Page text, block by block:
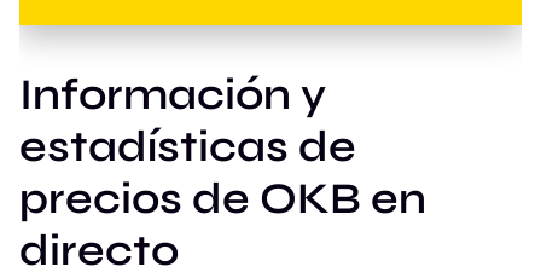
Información y
estadísticas de
precios de OKB en
directo